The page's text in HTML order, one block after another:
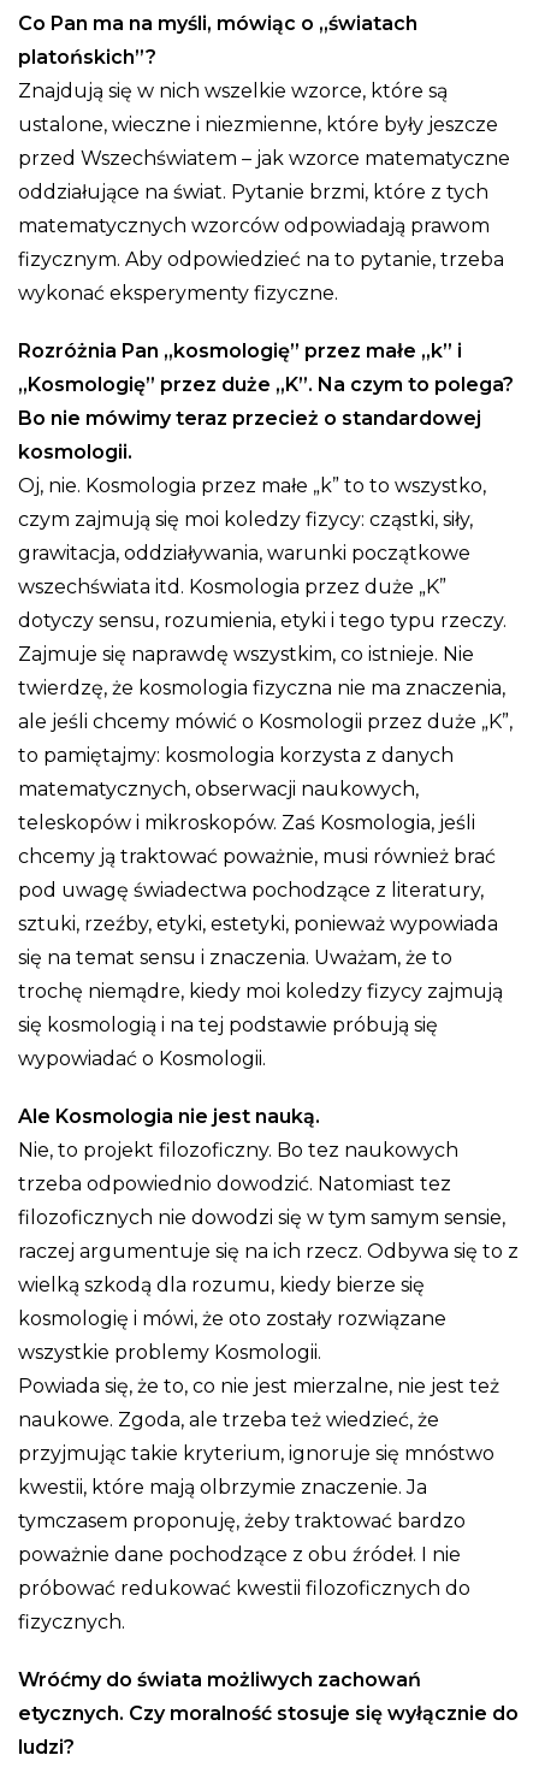
Co Pan ma na myśli, mówiąc o „światach
platońskich”?
Znajdują się w nich wszelkie wzorce, które są
ustalone, wieczne i niezmienne, które były jeszcze
przed Wszechświatem – jak wzorce matematyczne
oddziałujące na świat. Pytanie brzmi, które z tych
matematycznych wzorców odpowiadają prawom
fizycznym. Aby odpowiedzieć na to pytanie, trzeba
wykonać eksperymenty fizyczne.
Rozróżnia Pan „kosmologię” przez małe „k” i
„Kosmologię” przez duże „K”. Na czym to polega?
Bo nie mówimy teraz przecież o standardowej
kosmologii.
Oj, nie. Kosmologia przez małe „k” to to wszystko,
czym zajmują się moi koledzy fizycy: cząstki, siły,
grawitacja, oddziaływania, warunki początkowe
wszechświata itd. Kosmologia przez duże „K”
dotyczy sensu, rozumienia, etyki i tego typu rzeczy.
Zajmuje się naprawdę wszystkim, co istnieje. Nie
twierdzę, że kosmologia fizyczna nie ma znaczenia,
ale jeśli chcemy mówić o Kosmologii przez duże „K”,
to pamiętajmy: kosmologia korzysta z danych
matematycznych, obserwacji naukowych,
teleskopów i mikroskopów. Zaś Kosmologia, jeśli
chcemy ją traktować poważnie, musi również brać
pod uwagę świadectwa pochodzące z literatury,
sztuki, rzeźby, etyki, estetyki, ponieważ wypowiada
się na temat sensu i znaczenia. Uważam, że to
trochę niemądre, kiedy moi koledzy fizycy zajmują
się kosmologią i na tej podstawie próbują się
wypowiadać o Kosmologii.
Ale Kosmologia nie jest nauką.
Nie, to projekt filozoficzny. Bo tez naukowych
trzeba odpowiednio dowodzić. Natomiast tez
filozoficznych nie dowodzi się w tym samym sensie,
raczej argumentuje się na ich rzecz. Odbywa się to z
wielką szkodą dla rozumu, kiedy bierze się
kosmologię i mówi, że oto zostały rozwiązane
wszystkie problemy Kosmologii.
Powiada się, że to, co nie jest mierzalne, nie jest też
naukowe. Zgoda, ale trzeba też wiedzieć, że
przyjmując takie kryterium, ignoruje się mnóstwo
kwestii, które mają olbrzymie znaczenie. Ja
tymczasem proponuję, żeby traktować bardzo
poważnie dane pochodzące z obu źródeł. I nie
próbować redukować kwestii filozoficznych do
fizycznych.
Wróćmy do świata możliwych zachowań
etycznych. Czy moralność stosuje się wyłącznie do
ludzi?